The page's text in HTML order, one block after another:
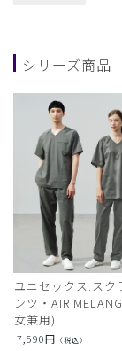
シリーズ商品
ユニセックス:スク
ンツ・AIR
女兼用)
7,590円 （税込）